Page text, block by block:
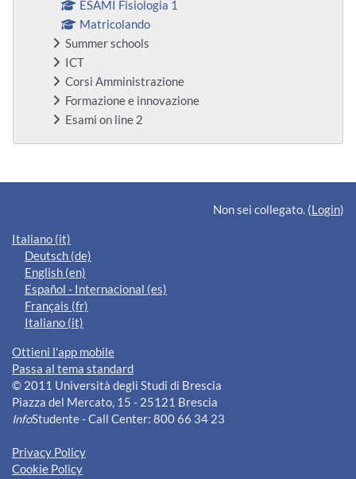
ESAMI Fisiologia 1
Matricolando
Summer schools
ICT
Corsi Amministrazione
Formazione e innovazione
Esami on line 2
Blocchi supplementari
Non sei collegato. (Login)
Italiano ‎(it)‎
Deutsch ‎(de)‎
English ‎(en)‎
Español - Internacional ‎(es)‎
Français ‎(fr)‎
Italiano ‎(it)‎
Ottieni l'app mobile
Passa al tema standard
© 2011 Università degli Studi di Brescia
Piazza del Mercato, 15 - 25121 Brescia
InfoStudente - Call Center: 800 66 34 23
Privacy Policy
Cookie Policy